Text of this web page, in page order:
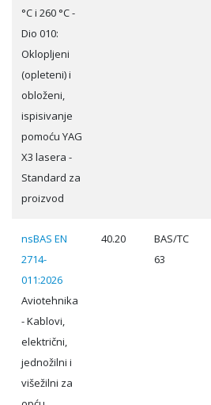
°C i 260 °C -
Dio 010:
Oklopljeni
(opleteni) i
obloženi,
ispisivanje
pomoću YAG
X3 lasera -
Standard za
proizvod
nsBAS EN
2714-
011:2026
Aviotehnika
- Kablovi,
električni,
jednožilni i
višežilni za
40.20
BAS/TC
63